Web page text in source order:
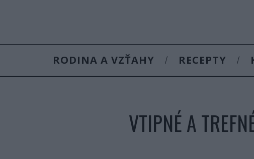
RODINA A VZŤAHY RECEPTY
VTIPNÉ A